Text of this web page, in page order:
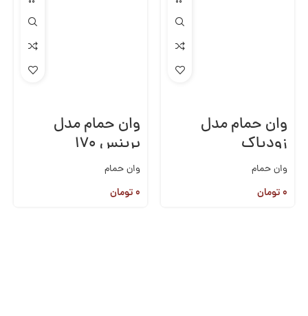
وان حمام مدل
زودیاک
وان حمام
۰تومان
وان حمام مدل
پرینس ۱۷۰
وان حمام
۰تومان